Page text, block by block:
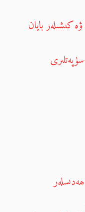
كىشىلەر بايان